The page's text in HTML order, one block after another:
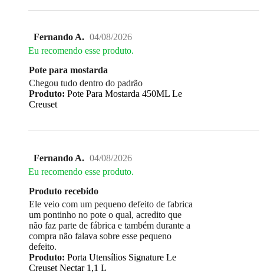
Fernando A. 04/08/2026
Eu recomendo esse produto.
Pote para mostarda
Chegou tudo dentro do padrão
Produto: Pote Para Mostarda 450ML Le
Creuset
Fernando A. 04/08/2026
Eu recomendo esse produto.
Produto recebido
Ele veio com um pequeno defeito de fabrica
um pontinho no pote o qual, acredito que
não faz parte de fábrica e também durante a
compra não falava sobre esse pequeno
defeito.
Produto: Porta Utensílios Signature Le
Creuset Nectar 1,1 L